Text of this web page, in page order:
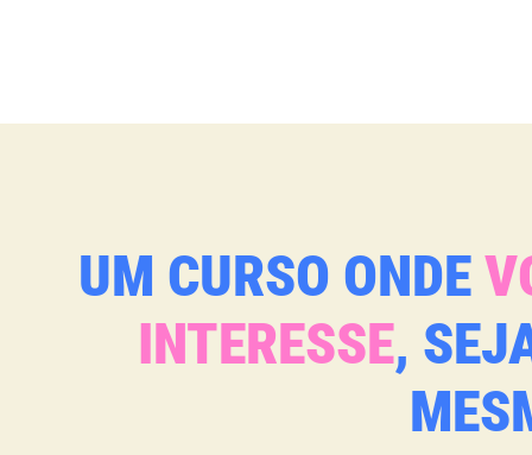
UM CURSO ONDE
INTERESSE,